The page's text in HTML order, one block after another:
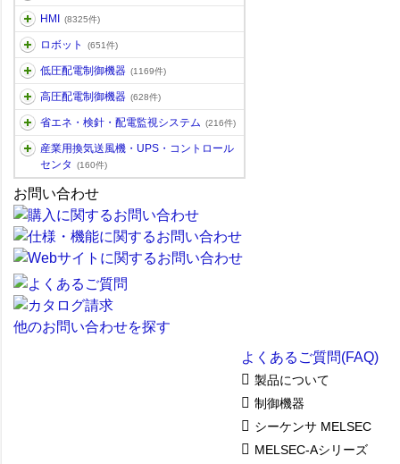
HMI (8325件)
ロボット (651件)
低圧配電制御機器 (1169件)
高圧配電制御機器 (628件)
省エネ・検針・配電監視システム (216件)
産業用換気送風機・UPS・コントロール
センタ
(160件)
お問い合わせ
他のお問い合わせを探す
よくあるご質問(FAQ)
製品について
制御機器
シーケンサ MELSEC
MELSEC-Aシリーズ